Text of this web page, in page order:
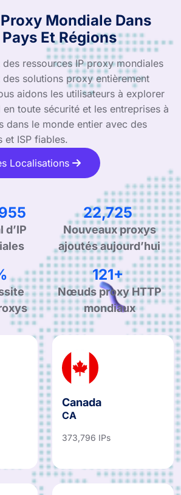
Mondiale Dans
Et Régions
ressources IP proxy mondiales
solutions proxy entièrement
aidons les utilisateurs à explorer
toute sécurité et les entreprises à
dans le monde entier avec des
et ISP fiables.
Localisations
d’IP
34,824
Nouveaux proxys
ajoutés aujourd’hui
190+
Nœuds proxy HTTP
mondiaux
Canada
CA
373,796 IPs